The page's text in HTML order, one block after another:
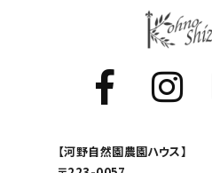
【河野自然園農園ハウス】